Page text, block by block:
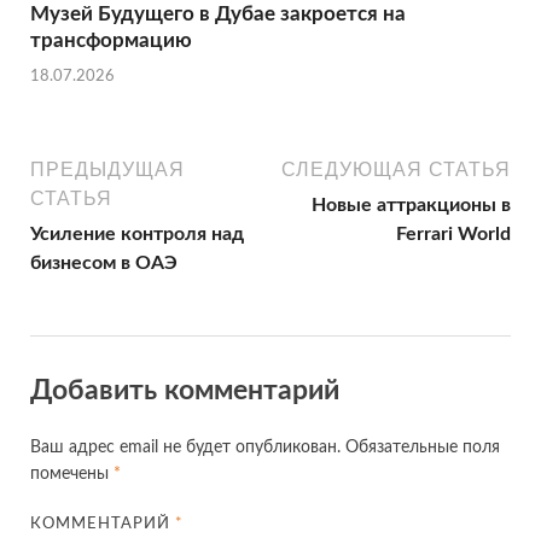
Музей Будущего в Дубае закроется на
трансформацию
18.07.2026
ПРЕДЫДУЩАЯ
СТАТЬЯ
Усиление контроля над
бизнесом в ОАЭ
СЛЕДУЮЩАЯ СТАТЬЯ
Новые аттракционы в
Ferrari World
Добавить комментарий
Ваш адрес email не будет опубликован. Обязательные поля
помечены *
КОММЕНТАРИЙ *